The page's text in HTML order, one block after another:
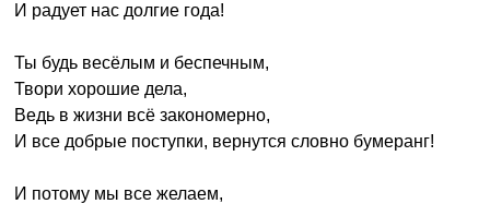
И радует нас долгие года!
Ты будь весёлым и беспечным,
Твори хорошие дела,
Ведь в жизни всё закономерно,
И все добрые поступки, вернутся словно бумеранг!
И потому мы все желаем,